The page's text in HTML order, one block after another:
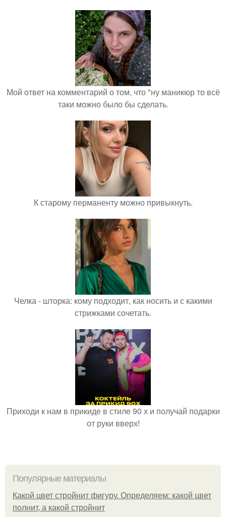
Мой ответ на комментарий о том, что "ну маникюр то всё
таки можно было бы сделать.
К старому перманенту можно привыкнуть.
Челка - шторка: кому подходит, как носить и с какими
стрижками сочетать.
Приходи к нам в прикиде в стиле 90 х и получай подарки
от руки вверх!
Популярные материалы
Какой цвет стройнит фигуру. Определяем: какой цвет
полнит, а какой стройнит